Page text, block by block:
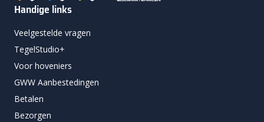
Handige links
Veelgestelde vragen
TegelStudio+
Voor hoveniers
GWW Aanbestedingen
Betalen
Bezorgen